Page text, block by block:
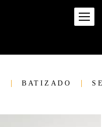
BATIZADO